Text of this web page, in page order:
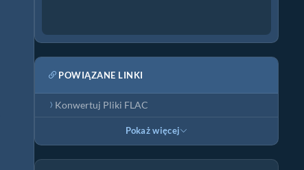
POWIĄZANE LINKI
Konwertuj Pliki FLAC
Pokaż więcej